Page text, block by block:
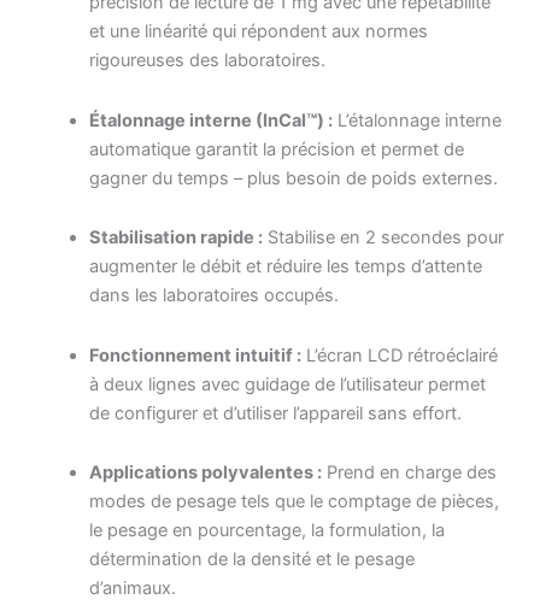
et une linéarité qui répondent aux normes
rigoureuses des laboratoires.
Étalonnage interne (InCal™) :L’étalonnage interne
automatique garantit la précision et permet de
gagner du temps – plus besoin de poids externes.
Stabilisation rapide :Stabilise en 2 secondes pour
augmenter le débit et réduire les temps d’attente
dans les laboratoires occupés.
Fonctionnement intuitif :L’écran LCD rétroéclairé
à deux lignes avec guidage de l’utilisateur permet
de configurer et d’utiliser l’appareil sans effort.
Applications polyvalentes :Prend en charge des
modes de pesage tels que le comptage de pièces,
le pesage en pourcentage, la formulation, la
détermination de la densité et le pesage
d’animaux.